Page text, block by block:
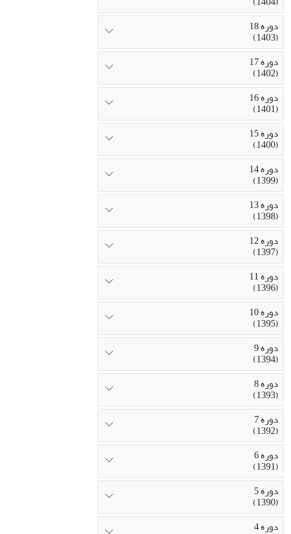
دوره 18
(1403)
دوره 17
(1402)
دوره 16
(1401)
دوره 15
(1400)
دوره 14
(1399)
دوره 13
(1398)
دوره 12
(1397)
دوره 11
(1396)
دوره 10
(1395)
دوره 9
(1394)
دوره 8
(1393)
دوره 7
(1392)
دوره 6
(1391)
دوره 5
(1390)
دوره 4